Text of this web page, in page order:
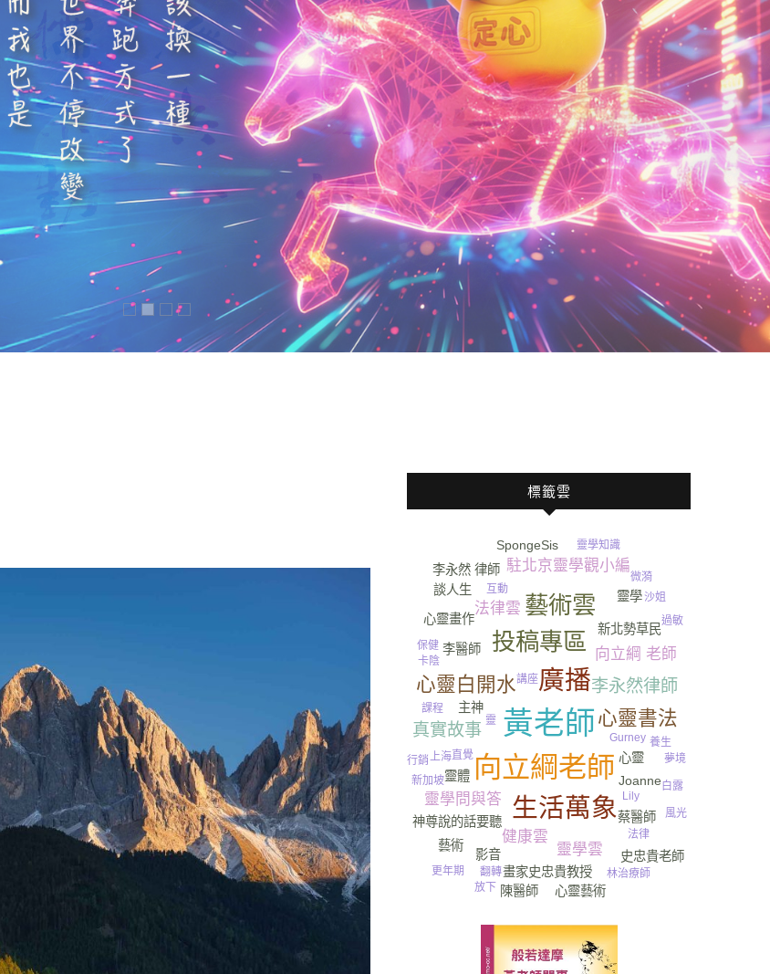
標籤雲
黃老師
向立綱老師
廣播
生活萬象
投稿專區
藝術雲
心靈白開水
心靈書法
李永然律師
真實故事
健康雲
靈學問與答
駐北京靈學觀小編
靈學雲
向立綱 老師
法律雲
心靈
李醫師
靈體
畫家史忠貴教授
Joanne
新北勢草民
神尊說的話要聽
靈學
蔡醫師
心靈畫作
SpongeSis
主神
李永然 律師
影音
談人生
史忠貴老師
陳醫師
藝術
心靈藝術
林治療師
養生
保健
上海
Lily
白露
翻轉
沙姐
講座
風光
法律
夢境
新加坡
課程
靈學知識
互動
直覺
Gurney​
微漪
更年期
過敏
靈
卡陰
行銷
放下